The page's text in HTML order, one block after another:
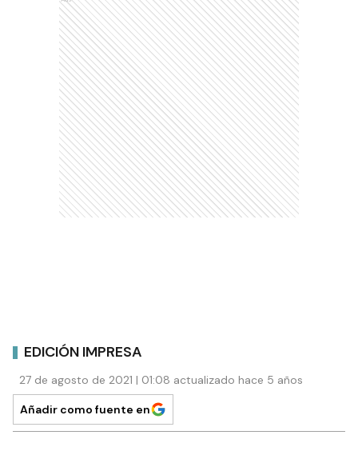
EDICIÓN IMPRESA
27 de agosto de 2021 | 01:08 actualizado hace 5 años
Añadir como fuente en